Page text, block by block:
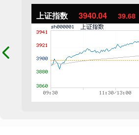
上证指数 3940.04 39.68